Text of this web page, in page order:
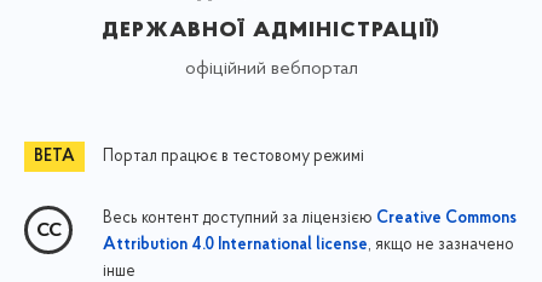
державної адміністрації)
офіційний вебпортал
Портал працює в тестовому режимі
Весь контент доступний за ліцензією Creative Commons
Attribution 4.0 International license, якщо не зазначено
інше